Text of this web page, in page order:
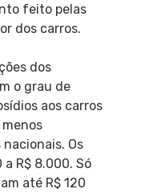
feito pelas
dos carros.
dos
o grau de
aos carros
Os
R$ 8.000. Só
até R$ 120